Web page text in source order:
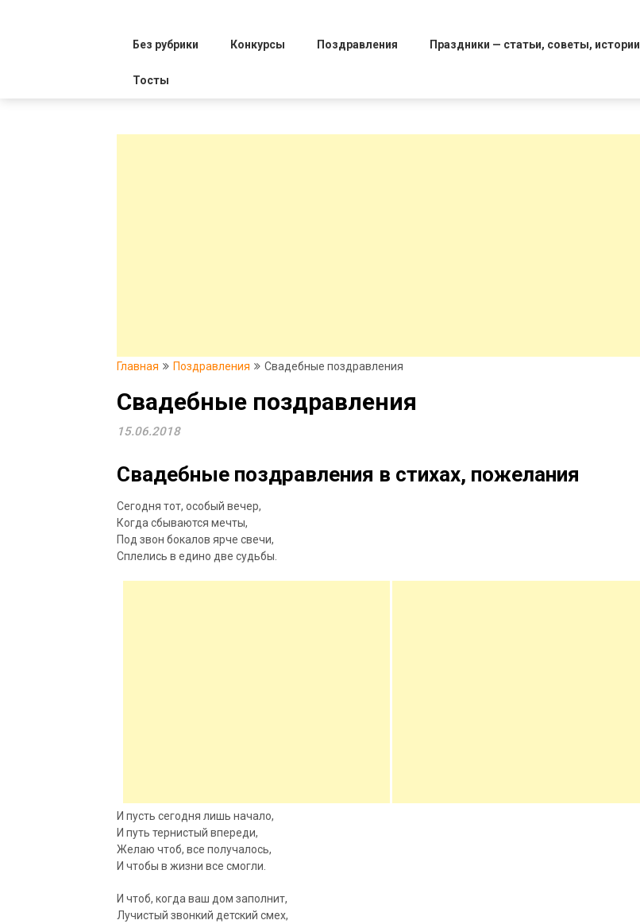
Без рубрики Конкурсы Поздравления Праздники — статьи, советы, истории
Тосты
Главная Поздравления Свадебные поздравления
Свадебные поздравления
15.06.2018
Свадебные поздравления в стихах, пожелания
Сегодня тот, особый вечер,
Когда сбываются мечты,
Под звон бокалов ярче свечи,
Сплелись в едино две судьбы.
И пусть сегодня лишь начало,
И путь тернистый впереди,
Желаю чтоб, все получалось,
И чтобы в жизни все смогли.
И чтоб, когда ваш дом заполнит,
Лучистый звонкий детский смех,